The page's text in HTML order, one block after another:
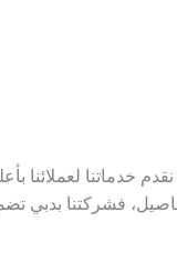
لعملائنا
فشركتنا بدبي